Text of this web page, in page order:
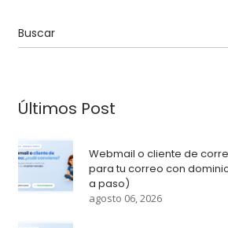
Últimos Post
Webmail o cliente de
para tu correo con
a paso)
agosto 06, 2026